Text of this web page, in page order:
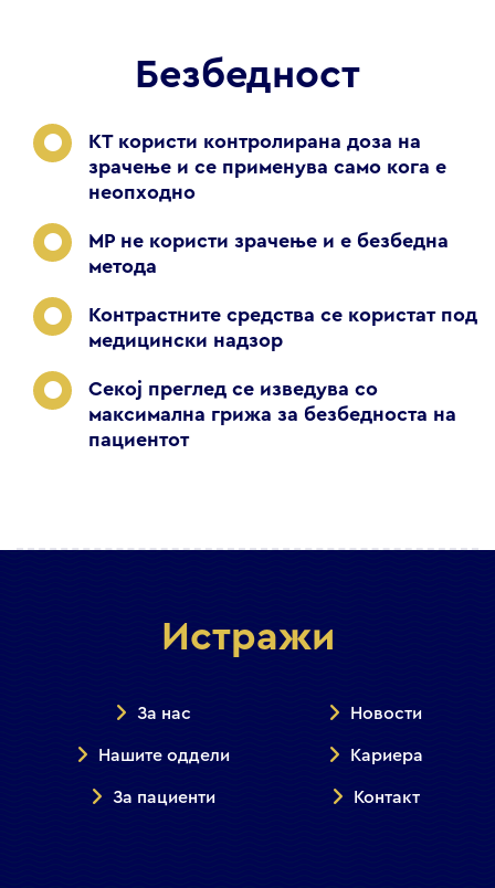
Безбедност
КТ користи контролирана доза на
зрачење и се применува само кога е
неопходно
МР не користи зрачење и е безбедна
метода
Контрастните средства се користат под
медицински надзор
Секој преглед се изведува со
максимална грижа за безбедноста на
пациентот
Истражи
За нас
Нашите оддели
За пациенти
Новости
Кариера
Контакт